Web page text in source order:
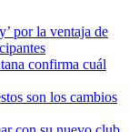
por la ventaja de
confirma cuál
son los cambios